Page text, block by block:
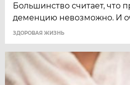
Большинство считает, что
деменцию невозможно. И
ЗДОРОВАЯ ЖИЗНЬ